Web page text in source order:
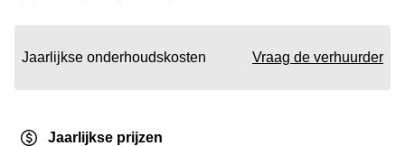
Jaarlijkse onderhoudskosten Vraag de verhuurder
Jaarlijkse prijzen